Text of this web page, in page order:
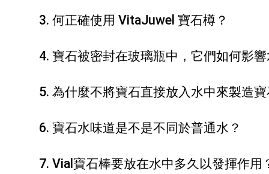
3. 何正確使用 VitaJuwel 寶石樽？
4. 寶石被密封在玻璃瓶中，它們如何影響
5. 為什麼不將寶石直接放入水中來製造寶
6. 寶石水味道是不是不同於普通水？
7. Vial寶石棒要放在水中多久以發揮作用